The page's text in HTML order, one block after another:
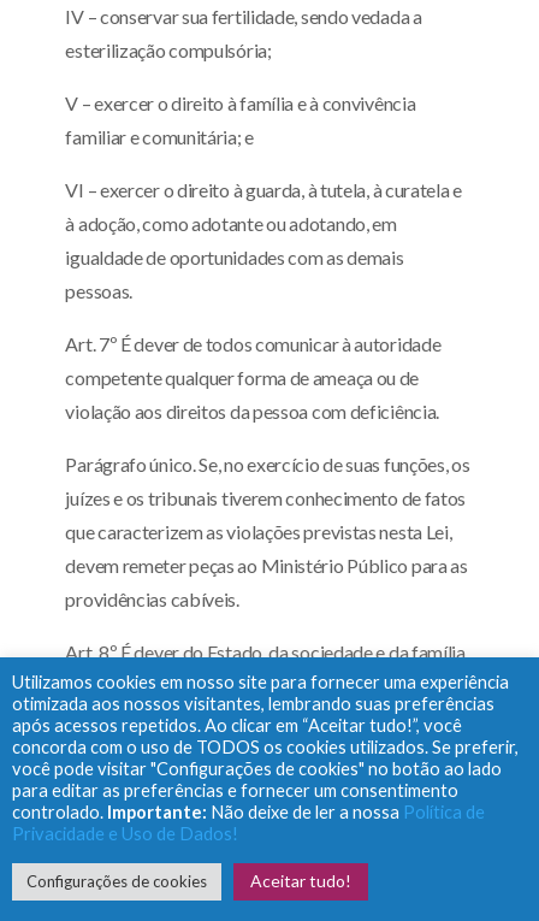
IV – conservar sua fertilidade, sendo vedada a
esterilização compulsória;
V – exercer o direito à família e à convivência
familiar e comunitária; e
VI – exercer o direito à guarda, à tutela, à curatela e
à adoção, como adotante ou adotando, em
igualdade de oportunidades com as demais
pessoas.
Art. 7º É dever de todos comunicar à autoridade
competente qualquer forma de ameaça ou de
violação aos direitos da pessoa com deficiência.
Parágrafo único. Se, no exercício de suas funções, os
juízes e os tribunais tiverem conhecimento de fatos
que caracterizem as violações previstas nesta Lei,
devem remeter peças ao Ministério Público para as
providências cabíveis.
Art. 8º É dever do Estado, da sociedade e da família
assegurar à pessoa com deficiência, com prioridade,
a efetivação dos direitos referentes à vida, à saúde, à
sexualidade, à paternidade e à maternidade, à
alimentação, à habitação, à educação, à
profissionalização, ao trabalho, à previdência social,
acessibilidade, à cultura, ao desporto, ao turismo, ao
Utilizamos cookies em nosso site para fornecer uma experiência
otimizada aos nossos visitantes, lembrando suas preferências
após acessos repetidos. Ao clicar em “Aceitar tudo!”, você
concorda com o uso de TODOS os cookies utilizados. Se preferir,
você pode visitar "Configurações de cookies" no botão ao lado
para editar as preferências e fornecer um consentimento
controlado. Importante: Não deixe de ler a nossa Política de
Privacidade e Uso de Dados!
Configurações de cookies Aceitar tudo!